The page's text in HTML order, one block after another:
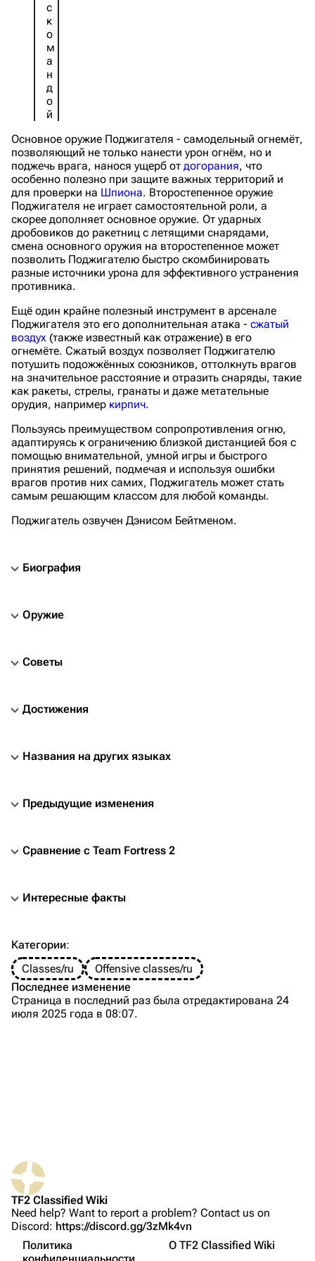
Навигация
Заглавная страница
Website
Forums
Версия для печати
Постоянная ссылка
с
к
о
м
а
н
д
о
й
Основное оружие Поджигателя - самодельный огнемёт,
позволяющий не только нанести урон огнём, но и
поджечь врага, нанося ущерб от догорания, что
особенно полезно при защите важных территорий и
для проверки на Шпиона. Второстепенное оружие
Поджигателя не играет самостоятельной роли, а
скорее дополняет основное оружие. От ударных
дробовиков до ракетниц с летящими снарядами,
смена основного оружия на второстепенное может
позволить Поджигателю быстро скомбинировать
разные источники урона для эффективного устранения
противника.
Ещё один крайне полезный инструмент в арсенале
Поджигателя это его дополнительная атака - сжатый
воздух (также известный как отражение) в его
огнемёте. Сжатый воздух позволяет Поджигателю
потушить подожжённых союзников, оттолкнуть врагов
на значительное расстояние и отразить снаряды, такие
как ракеты, стрелы, гранаты и даже метательные
орудия, например кирпич.
Пользуясь преимуществом сопропротивления огню,
адаптируясь к ограничению близкой дистанцией боя с
помощью внимательной, умной игры и быстрого
принятия решений, подмечая и используя ошибки
врагов против них самих, Поджигатель может стать
самым решающим классом для любой команды.
Поджигатель озвучен Дэнисом Бейтменом.
Биография
Оружие
Советы
Достижения
Названия на других языках
Предыдущие изменения
Сравнение с Team Fortress 2
Интересные факты
Ближний бой
Советы
Достижения
Названия на других языках
Категории:
Classes/ru
Offensive classes/ru
Последнее изменение
Страница в последний раз была отредактирована 24
июля 2025 года в 08:07.
TF2 Classified Wiki
Need help? Want to report a problem? Contact us on
Discord: https://discord.gg/3zMk4vn
Политика
О TF2 Classified Wiki